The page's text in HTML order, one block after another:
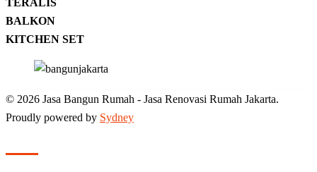
TERALIS
BALKON
KITCHEN SET
© 2026 Jasa Bangun Rumah - Jasa Renovasi Rumah Jakarta.
Proudly powered by Sydney